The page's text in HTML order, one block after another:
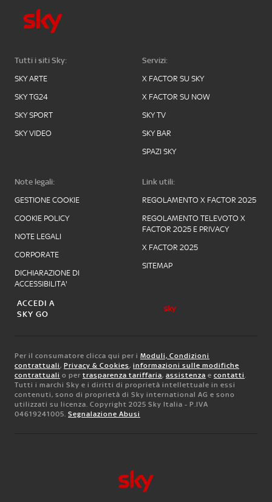
Tutti i siti Sky:
SKY ARTE
SKY TG24
SKY SPORT
SKY VIDEO
Servizi:
X FACTOR SU SKY
X FACTOR SU NOW
SKY TV
SKY BAR
SPAZI SKY
Note legali:
GESTIONE COOKIE
COOKIE POLICY
NOTE LEGALI
CORPORATE
DICHIARAZIONE DI
ACCESSIBILITA'
Link utili:
REGOLAMENTO X FACTOR 2025
REGOLAMENTO TELEVOTO X
FACTOR 2025 E PRIVACY
X FACTOR 2025
SITEMAP
ACCEDI A
SKY GO
Per il consumatore clicca qui per i Moduli, Condizioni
contrattuali, Privacy & Cookies, informazioni sulle modifiche
contrattuali o per trasparenza tariffaria, assistenza e contatti.
Tutti i marchi Sky e i diritti di proprietà intellettuale in essi
contenuti, sono di proprietà di Sky international AG e sono
utilizzati su licenza. Copyright 2025 Sky Italia - P.IVA
04619241005. Segnalazione Abusi